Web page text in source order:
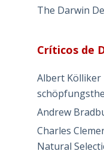
The Darwin
Críticos de
Albert Kölliker
Andrew
Charles
Natural